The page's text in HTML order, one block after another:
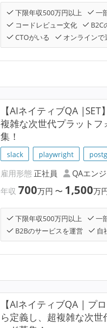
下限年収500万円以上 一
コードレビュー文化
B2C
CTOがいる
オンラインで
【AIネイティブQA
複雑な次世代プラット
集！
slack playwright
雇用形態 正社員 QAエン
年収700万円 〜 1,500万
下限年収500万円以上 一
B2Bのサービスを運営
自
【AIネイティブQA | プ
ら定義し、超複雑な次